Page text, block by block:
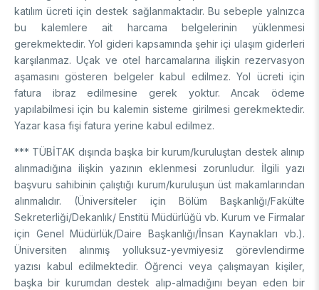
katılım ücreti için destek sağlanmaktadır. Bu sebeple yalnızca
bu kalemlere ait harcama belgelerinin yüklenmesi
gerekmektedir. Yol gideri kapsamında şehir içi ulaşım giderleri
karşılanmaz. Uçak ve otel harcamalarına ilişkin rezervasyon
aşamasını gösteren belgeler kabul edilmez. Yol ücreti için
fatura ibraz edilmesine gerek yoktur. Ancak ödeme
yapılabilmesi için bu kalemin sisteme girilmesi gerekmektedir.
Yazar kasa fişi fatura yerine kabul edilmez.
*** TÜBİTAK dışında başka bir kurum/kuruluştan destek alınıp
alınmadığına ilişkin yazının eklenmesi zorunludur. İlgili yazı
başvuru sahibinin çalıştığı kurum/kuruluşun üst makamlarından
alınmalıdır. (Üniversiteler için Bölüm Başkanlığı/Fakülte
Sekreterliği/Dekanlık/ Enstitü Müdürlüğü vb. Kurum ve Firmalar
için Genel Müdürlük/Daire Başkanlığı/İnsan Kaynakları vb.).
Üniversiten alınmış yolluksuz-yevmiyesiz görevlendirme
yazısı kabul edilmektedir. Öğrenci veya çalışmayan kişiler,
başka bir kurumdan destek alıp-almadığını beyan eden bir